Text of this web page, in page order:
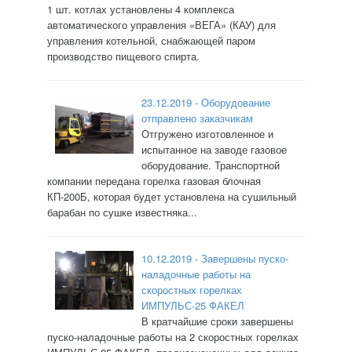
1 шт. котлах установлены 4 комплекса
автоматического управления «ВЕГА» (КАУ) для
управления котельной, снабжающей паром
производство пищевого спирта.
23.12.2019 - Оборудование
отправлено заказчикам
Отгружено изготовленное и
испытанное на заводе газовое
оборудование. Транспортной
компании передана горелка газовая блочная
КП-200Б, которая будет установлена на сушильный
барабан по сушке известняка...
10.12.2019 - Завершены пуско-
наладочные работы на
скоростных горелках
ИМПУЛЬС-25 ФАКЕЛ
В кратчайшие сроки завершены
пуско-наладочные работы на 2 скоростных горелках